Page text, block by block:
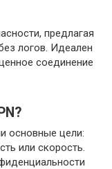
предлагая
логов. Идеален
соединение
основные цели:
или скорость.